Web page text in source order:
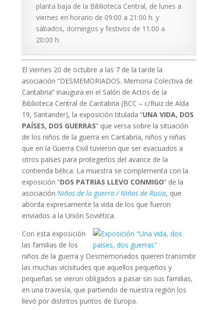
planta baja de la Biblioteca Central, de lunes a
viernes en horario de 09:00 a 21:00 h. y
sábados, domingos y festivos de 11:00 a
20:00 h.
El viernes 20 de octubre a las 7 de la tarde la
asociación “DESMEMORIADOS. Memoria Colectiva de
Cantabria” inaugura en el Salón de Actos de la
Biblioteca Central de Cantabria (BCC – c/Ruiz de Alda
19, Santander), la exposición titulada “UNA VIDA, DOS
PAÍSES, DOS GUERRAS” que versa sobre la situación
de los niños de la guerra en Cantabria, niños y niñas
que en la Guerra Civil tuvieron que ser evacuados a
otros países para protegerlos del avance de la
contienda bélica. La muestra se complementa con la
exposición “DOS PATRIAS LLEVO CONMIGO” de la
asociación Niños de la guerra / Niños de Rusia, que
aborda expresamente la vida de los que fueron
enviados a la Unión Soviética.
Con esta exposición
las familias de los
niños de la guerra y Desmemoriados quieren transmitir
las muchas vicisitudes que aquellos pequeños y
pequeñas se vieron obligados a pasar sin sus familias,
en una travesía, que partiendo de nuestra región los
llevó por distintos puntos de Europa.